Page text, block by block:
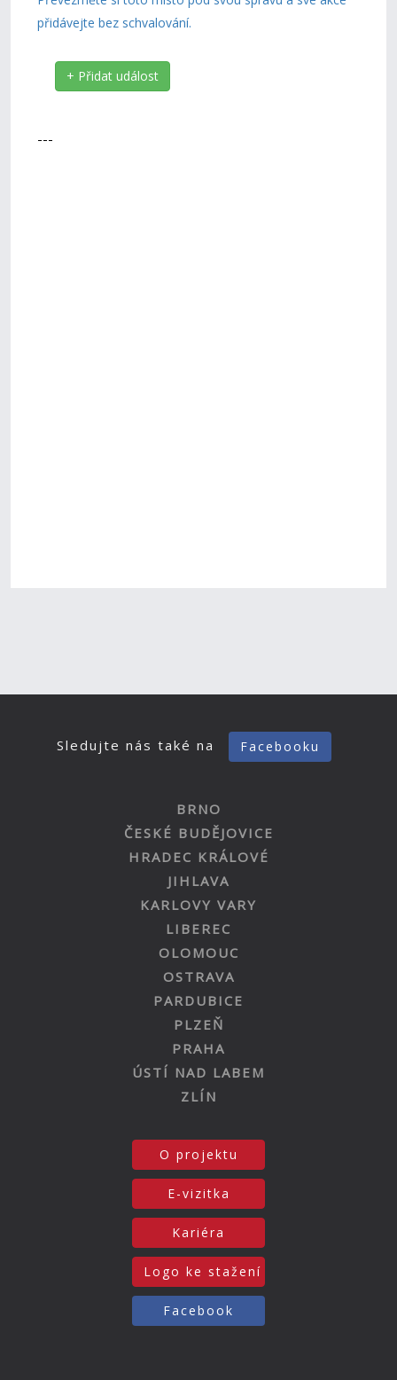
přidávejte bez schvalování.
+ Přidat událost
---
Sledujte nás také na Facebooku
BRNO
ČESKÉ BUDĚJOVICE
HRADEC KRÁLOVÉ
JIHLAVA
KARLOVY VARY
LIBEREC
OLOMOUC
OSTRAVA
PARDUBICE
PLZEŇ
PRAHA
ÚSTÍ NAD LABEM
ZLÍN
O projektu
E-vizitka
Kariéra
Logo ke stažení
Facebook